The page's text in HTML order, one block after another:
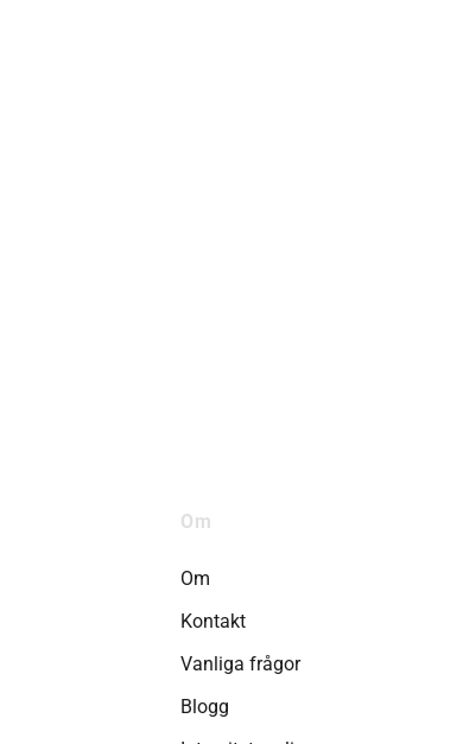
Om
Om
Kontakt
Vanliga frågor
Blogg